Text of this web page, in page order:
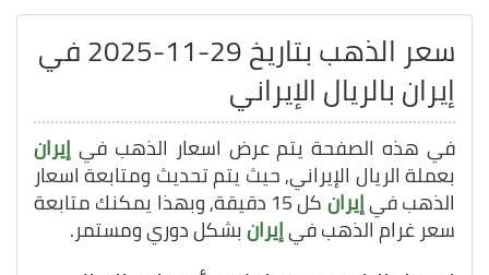
سعر الذهب بتاريخ 29-11-2025 في
إيران بالريال الإيراني
في هذه الصفحة يتم عرض اسعار الذهب في إيران
بعملة الريال الإيراني, حيث يتم تحديث ومتابعة اسعار
الذهب فيإيران كل 15 دقيقة, وبهذا يمكنك متابعة
سعر غرام الذهب فيإيرانبشكل دوري ومستمر.